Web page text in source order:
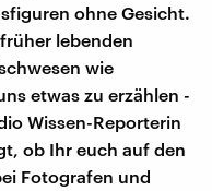
ohne Gesicht.
lebenden
wie
etwas zu erzählen -
Wissen-Reporterin
ob Ihr euch auf den
Fotografen und